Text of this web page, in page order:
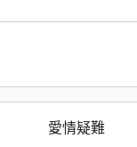
愛情疑難